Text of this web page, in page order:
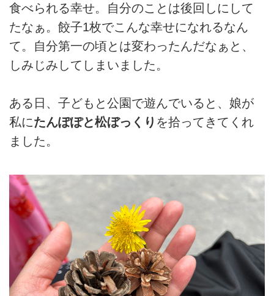
食べられる幸せ。自分のことは後回しにして
たなぁ。餃子1枚でこんな幸せになれるなん
て。自分第一の頃とは変わったんだなぁと、
しみじみしてしまいました。
ある日、子どもと公園で遊んでいると、娘が
私にたんぽぽと松ぼっくり を拾ってきてくれ
ました。